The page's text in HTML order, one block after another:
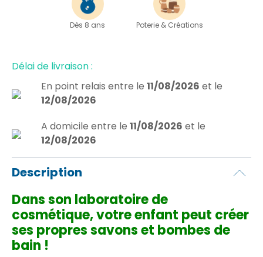
Dès 8 ans Poterie & Créations
Délai de livraison :
En point relais entre le 11/08/2026 et le
12/08/2026
A domicile entre le 11/08/2026 et le
12/08/2026
Description
Dans son laboratoire de
cosmétique, votre enfant peut créer
ses propres savons et bombes de
bain !